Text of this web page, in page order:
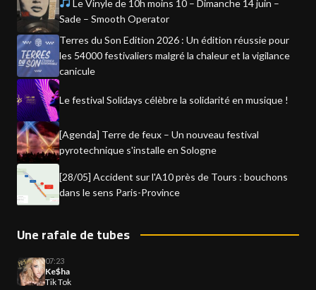
Le Vinyle de 10h moins 10 – Dimanche 14 juin –
Sade – Smooth Operator
Terres du Son Edition 2026 : Un édition réussie pour
les 54000 festivaliers malgré la chaleur et la vigilance
canicule
Le festival Solidays célèbre la solidarité en musique !
[Agenda] Terre de feux – Un nouveau festival
pyrotechnique s'installe en Sologne
[28/05] Accident sur l'A10 près de Tours : bouchons
dans le sens Paris-Province
Une rafale de tubes
07:23
Ke$ha
Tik Tok